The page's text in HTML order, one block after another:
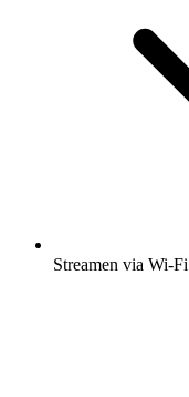
Streamen via Wi-